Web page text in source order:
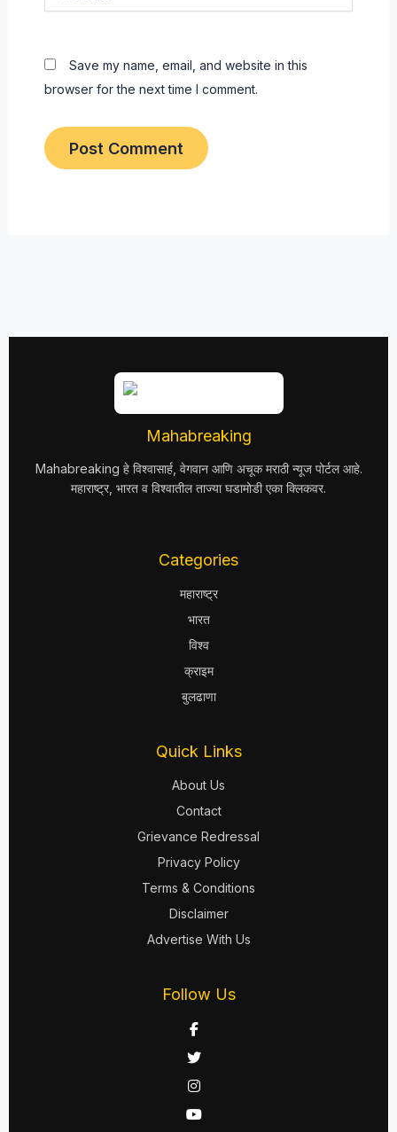
Save my name, email, and website in this
browser for the next time I comment.
Mahabreaking
Mahabreaking हे विश्वासार्ह, वेगवान आणि अचूक मराठी न्यूज पोर्टल आहे.
महाराष्ट्र, भारत व विश्वातील ताज्या घडामोडी एका क्लिकवर.
Categories
महाराष्ट्र
भारत
विश्व
क्राइम
बुलढाणा
Quick Links
About Us
Contact
Grievance Redressal
Privacy Policy
Terms & Conditions
Disclaimer
Advertise With Us
Follow Us